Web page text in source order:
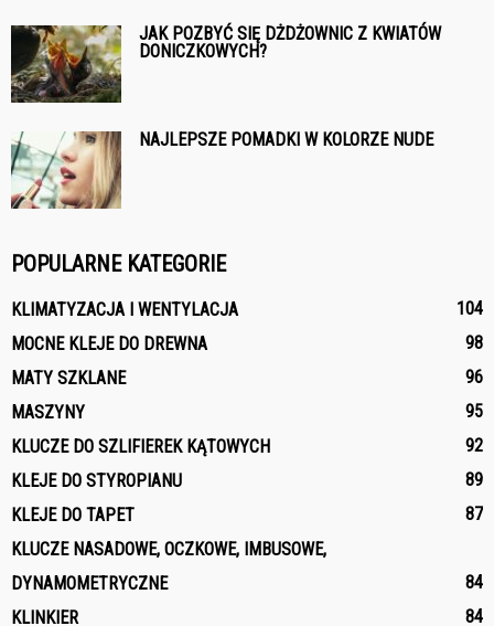
JAK POZBYĆ SIĘ DŻDŻOWNIC Z KWIATÓW
DONICZKOWYCH?
NAJLEPSZE POMADKI W KOLORZE NUDE
POPULARNE KATEGORIE
KLIMATYZACJA I WENTYLACJA
104
MOCNE KLEJE DO DREWNA
98
MATY SZKLANE
96
MASZYNY
95
KLUCZE DO SZLIFIEREK KĄTOWYCH
92
KLEJE DO STYROPIANU
89
KLEJE DO TAPET
87
KLUCZE NASADOWE, OCZKOWE, IMBUSOWE,
DYNAMOMETRYCZNE
84
KLINKIER
84